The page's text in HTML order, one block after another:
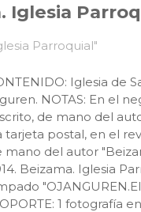
Iglesia
Iglesia de
NOTAS: En el
de mano del
tarjeta postal, en el
mano del autor
Beizama. Iglesia
1 fotografía